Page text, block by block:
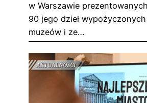
w Warszawie
90 jego dzieł
muzeów i ze…